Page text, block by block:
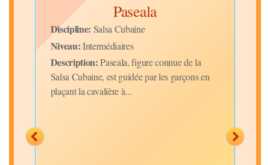
Paseala
Discipline: Salsa Cubaine
Niveau:Intermédiaires
Description:Paseala, figure connue de la
Salsa Cubaine, est guidée par les garçons en
plaçant la cavalière à...